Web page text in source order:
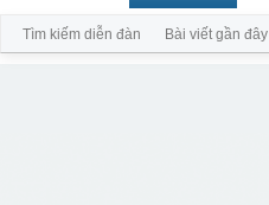
Tìm kiếm diễn đàn Bài viết gần đây